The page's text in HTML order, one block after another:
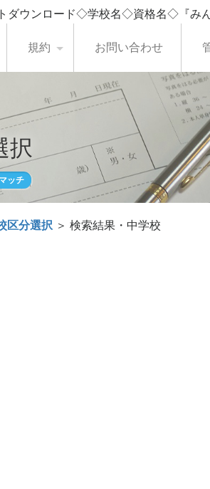
ダウンロード◇学校名◇資格名◇『み
規約 お問い合わせ
択
ッチ
区分選択 ＞ 検索結果・中学校